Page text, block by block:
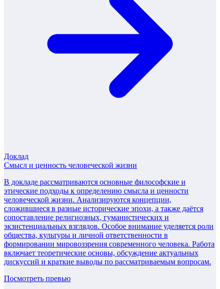
Доклад
Смысл и ценность человеческой жизни
В докладе рассматриваются основные философские и
этические подходы к определению смысла и ценности
человеческой жизни. Анализируются концепции,
сложившиеся в разные исторические эпохи, а также даётся
сопоставление религиозных, гуманистических и
экзистенциальных взглядов. Особое внимание уделяется роли
общества, культуры и личной ответственности в
формировании мировоззрения современного человека. Работа
включает теоретические основы, обсуждение актуальных
дискуссий и краткие выводы по рассматриваемым вопросам.
Посмотреть превью